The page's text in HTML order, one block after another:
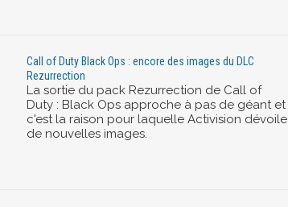
Call of Duty Black Ops : encore des images du DLC
Rezurrection
La sortie du pack Rezurrection de Call of
Duty : Black Ops approche à pas de géant et
c'est la raison pour laquelle Activision dévoile
de nouvelles images.